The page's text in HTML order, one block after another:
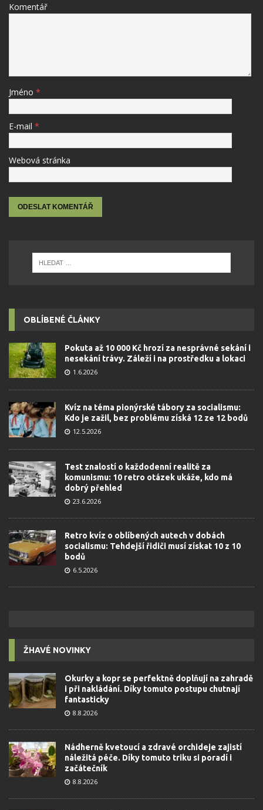
Komentář
Jméno *
E-mail *
Webová stránka
OBLÍBENÉ ČLÁNKY
Pokuta až 10 000 Kč hrozí za nesprávné sekání i
nesekání trávy. Záleží i na prostředku a lokaci
1.6.2026
Kvíz na téma pionýrské tábory za socialismu:
Kdo je zažil, bez problému získá 12 ze 12 bodů
12.5.2026
Test znalostí o každodenní realitě za
komunismu: 10 retro otázek ukáže, kdo má
dobrý přehled
23.6.2026
Retro kvíz o oblíbených autech v dobách
socialismu: Tehdejší řidiči musí získat 10 z 10
bodů
6.5.2026
ŽHAVÉ NOVINKY
Okurky a kopr se perfektně doplňují na zahradě
i při nakládání. Díky tomuto postupu chutnají
fantasticky
8.8.2026
Nádherně kvetoucí a zdravé orchideje zajistí
náležitá péče. Díky tomuto triku si poradí i
začátečník
8.8.2026